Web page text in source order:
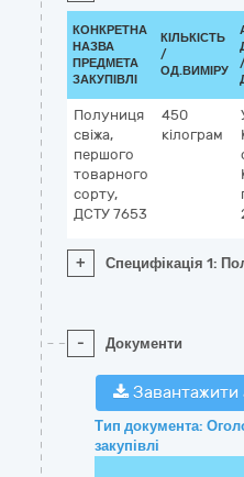
КОНКРЕТНА
НАЗВА
ПРЕДМЕТА
ЗАКУПІВЛІ
КІЛЬКІСТЬ
/
ОД.ВИМІРУ
Полуниця
свіжа,
першого
товарного
сорту,
ДСТУ 7653
450
кілограм
+ Специфікація 1:
- Документи
Завантажити
Тип документа:
закупівлі